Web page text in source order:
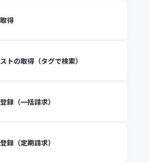
得
トの取得（タグで検索）
録（一括請求）
録（定期請求）